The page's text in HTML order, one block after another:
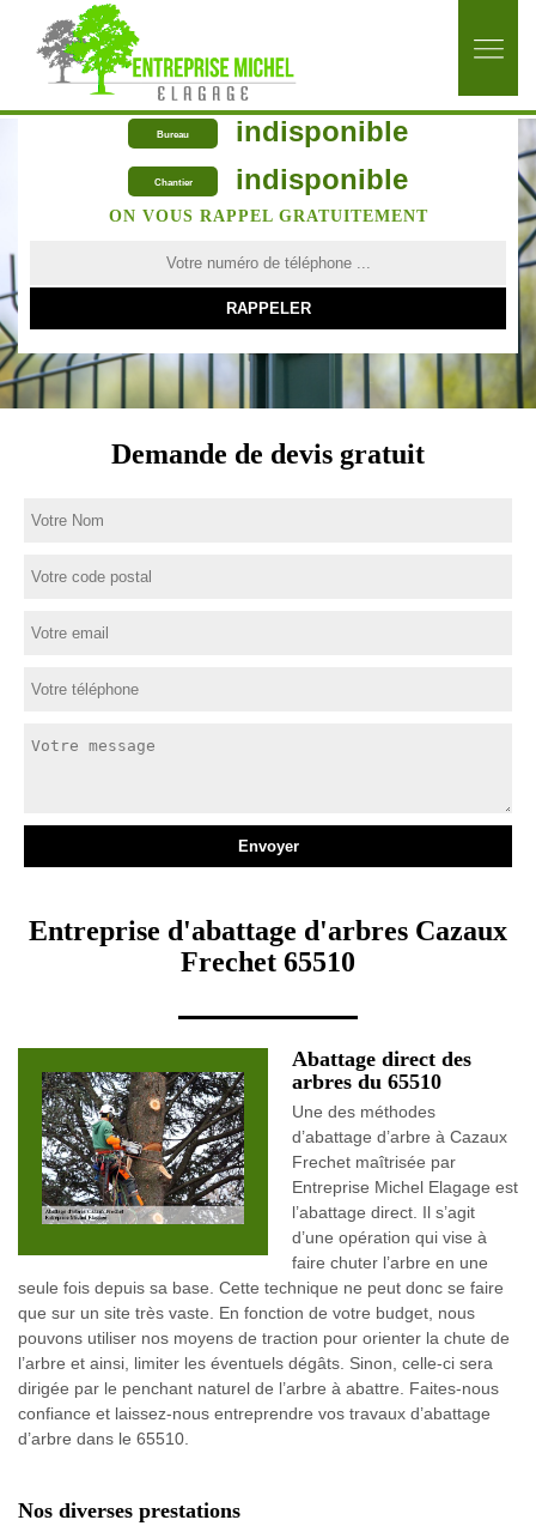
Bureau indisponible
Chantier indisponible
ON VOUS RAPPEL GRATUITEMENT
Demande de devis gratuit
Entreprise d'abattage d'arbres Cazaux
Frechet 65510
Abattage direct des
arbres du 65510
Une des méthodes
d’abattage d’arbre à Cazaux
Frechet maîtrisée par
Entreprise Michel Elagage est
l’abattage direct. Il s’agit
d’une opération qui vise à
faire chuter l’arbre en une
seule fois depuis sa base. Cette technique ne peut donc se faire
que sur un site très vaste. En fonction de votre budget, nous
pouvons utiliser nos moyens de traction pour orienter la chute de
l’arbre et ainsi, limiter les éventuels dégâts. Sinon, celle-ci sera
dirigée par le penchant naturel de l’arbre à abattre. Faites-nous
confiance et laissez-nous entreprendre vos travaux d’abattage
d’arbre dans le 65510.
Nos diverses prestations